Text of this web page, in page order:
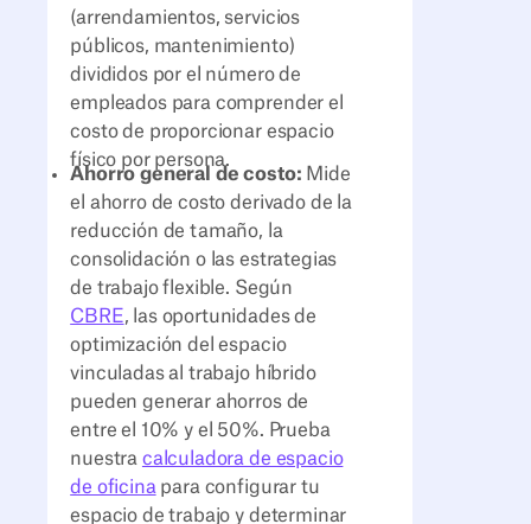
(arrendamientos, servicios
públicos, mantenimiento)
divididos por el número de
empleados para comprender el
costo de proporcionar espacio
físico por persona.
Ahorro general de costo: Mide
el ahorro de costo derivado de la
reducción de tamaño, la
consolidación o las estrategias
de trabajo flexible. Según
CBRE, las oportunidades de
optimización del espacio
vinculadas al trabajo híbrido
pueden generar ahorros de
entre el 10% y el 50%. Prueba
nuestra calculadora de espacio
de oficina para configurar tu
espacio de trabajo y determinar